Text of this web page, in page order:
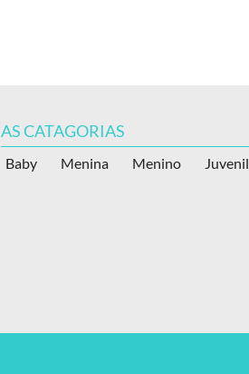
AS CATAGORIAS
Baby Menina Menino Juvenil